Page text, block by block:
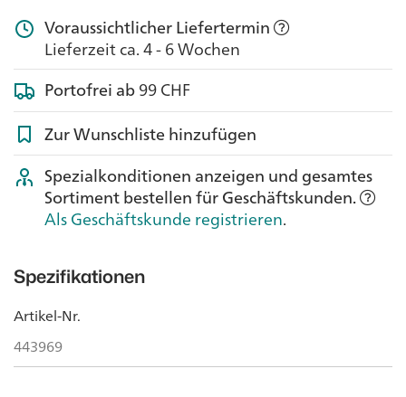
Voraussichtlicher Liefertermin
Lieferzeit ca. 4 - 6 Wochen
Portofrei ab99 CHF
Zur Wunschliste hinzufügen
Spezialkonditionen anzeigen und gesamtes
Sortiment bestellen für Geschäftskunden.
Als Geschäftskunde registrieren.
Spezifikationen
Artikel-Nr.
443969